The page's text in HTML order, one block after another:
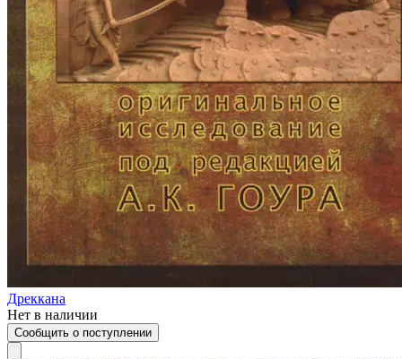
Дреккана
Нет в наличии
Сообщить о поступлении